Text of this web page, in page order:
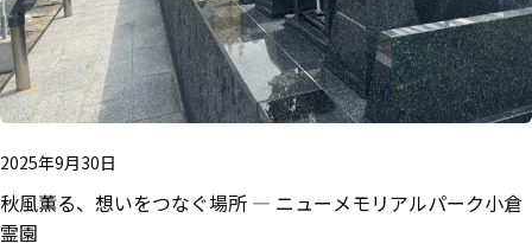
2025年9月30日
秋風薫る、想いをつなぐ場所 ― ニューメモリアルパーク小倉
霊園